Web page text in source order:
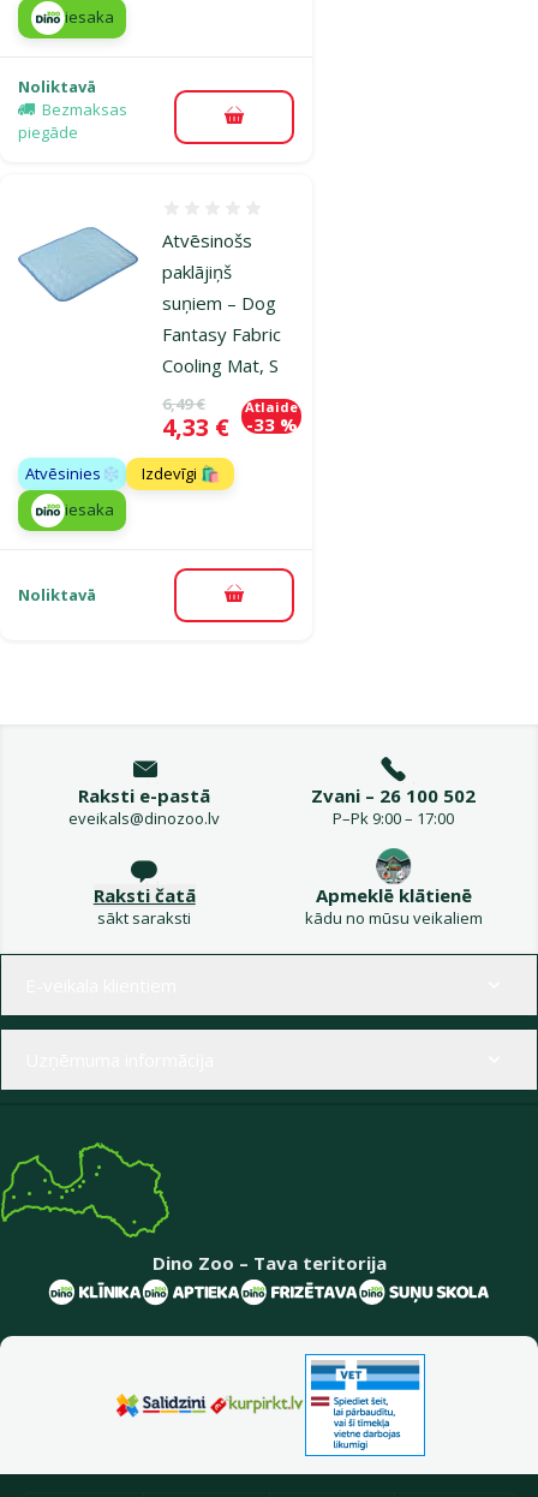
iesaka
Noliktavā
Bezmaksas
piegāde
Pievienot grozam
Atvēsinošs
paklājiņš
suņiem – Dog
Fantasy Fabric
Cooling Mat, S
Oriģinālā cena
6,49 €
Cena
4,33 €
Atlaide
-33 %
Atvēsinies❄️
Izdevīgi 🛍️
iesaka
Noliktavā Pievienot grozam
Raksti e-pastā
eveikals@dinozoo.lv
Zvani – 26 100 502
P–Pk 9:00 – 17:00
Raksti čatā
sākt saraksti
Apmeklē klātienē
kādu no mūsu veikaliem
Dino Zoo – Tava teritorija